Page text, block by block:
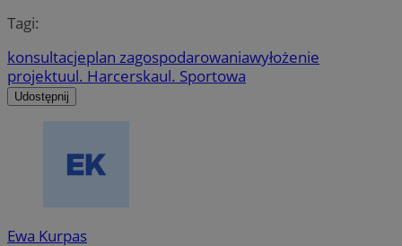
Tagi:
konsultacjeplan zagospodarowaniawyłożenie
projektuul. Harcerskaul. Sportowa
Udostępnij
Ewa Kurpas